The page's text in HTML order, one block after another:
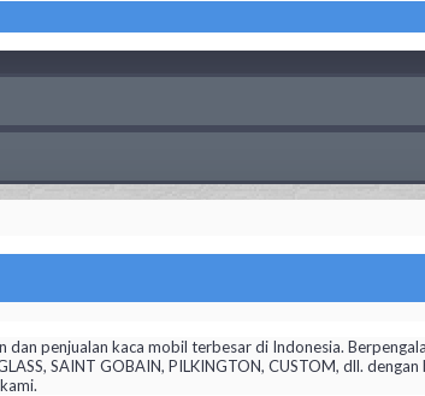
penjualan kaca mobil terbesar di Indonesia.
SAINT GOBAIN, PILKINGTON, CUSTOM, dll.